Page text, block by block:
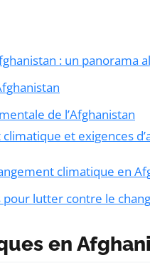
: un panorama
de l’Afghanistan
et exigences
climatique en
pour lutter contre le
en